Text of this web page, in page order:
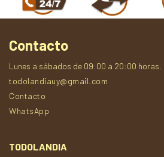
Contacto
Lunes a sábados de 09:00 a 20:00 horas.
todolandiauy@gmail.com
Contacto
WhatsApp
TODOLANDIA